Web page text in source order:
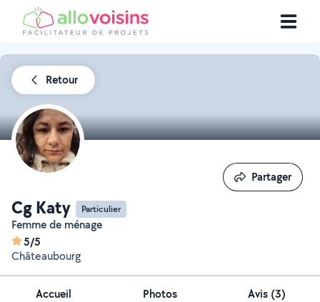
Retour
Cg Katy Particulier
Femme de ménage
5/5
Châteaubourg
Partager
Partager
Accueil Photos Avis (3)